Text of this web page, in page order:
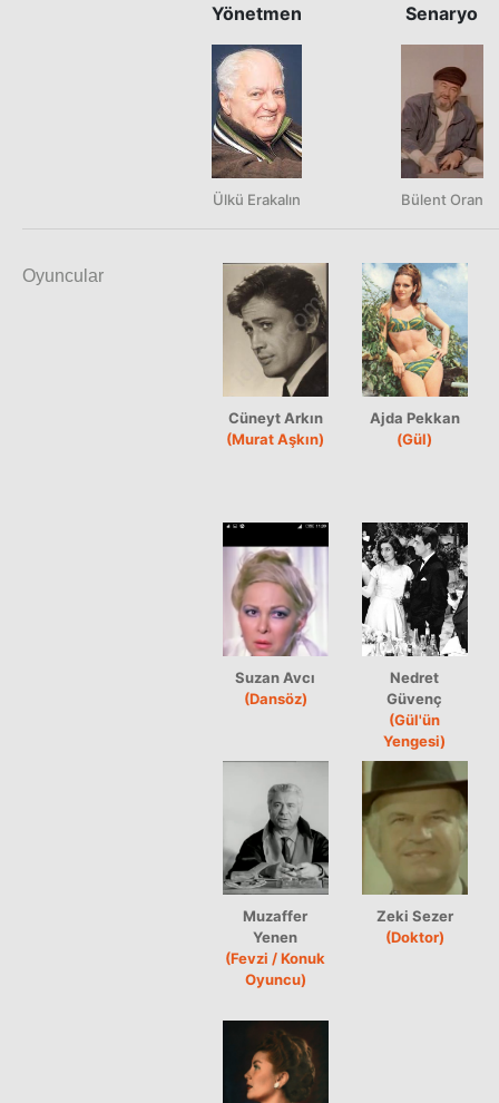
Yönetmen
Ülkü Erakalın
Senaryo
Bülent Oran
Oyuncular
Cüneyt Arkın
(Murat Aşkın)
Ajda Pekkan
(Gül)
Suzan Avcı
(Dansöz)
Nedret
Güvenç
(Gül'ün
Yengesi)
Muzaffer
Yenen
(Fevzi / Konuk
Oyuncu)
Zeki Sezer
(Doktor)